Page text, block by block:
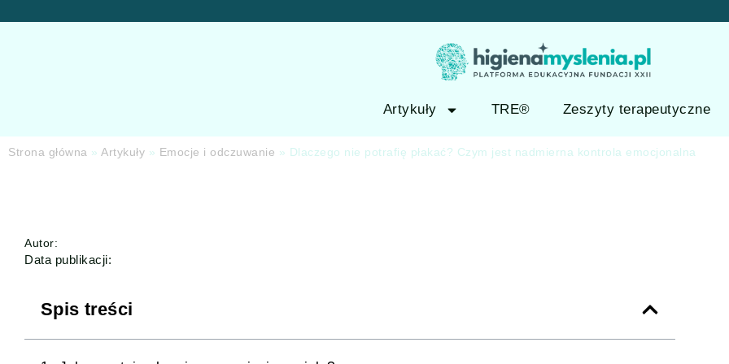
Artykuły TRE® Zeszyty terapeutyczne
Strona główna » Artykuły » Emocje i odczuwanie » Dlaczego nie potrafię płakać? Czym jest nadmierna kontrola emocjonalna
Autor:
Data publikacji:
Spis treści